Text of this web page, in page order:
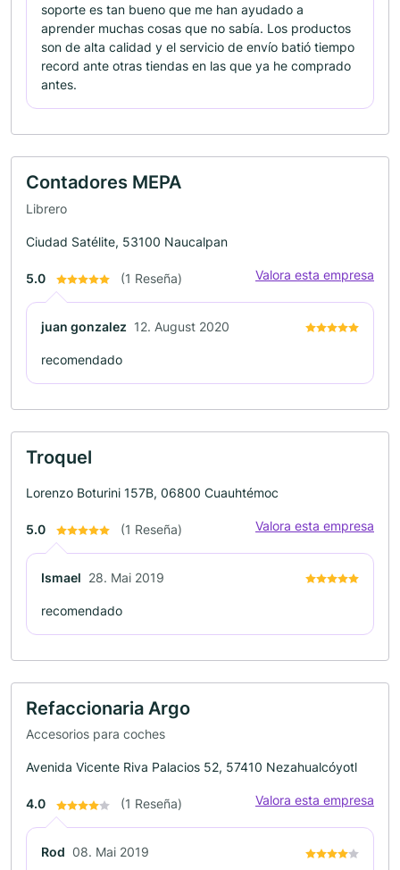
soporte es tan bueno que me han ayudado a
aprender muchas cosas que no sabía. Los productos
son de alta calidad y el servicio de envío batió tiempo
record ante otras tiendas en las que ya he comprado
antes.
Contadores MEPA
Librero
Ciudad Satélite, 53100 Naucalpan
5.0 (1 Reseña) Valora esta empresa
juan gonzalez 12. August 2020
recomendado
Troquel
Lorenzo Boturini 157B, 06800 Cuauhtémoc
5.0 (1 Reseña) Valora esta empresa
Ismael 28. Mai 2019
recomendado
Refaccionaria Argo
Accesorios para coches
Avenida Vicente Riva Palacios 52, 57410 Nezahualcóyotl
4.0 (1 Reseña) Valora esta empresa
Rod 08. Mai 2019